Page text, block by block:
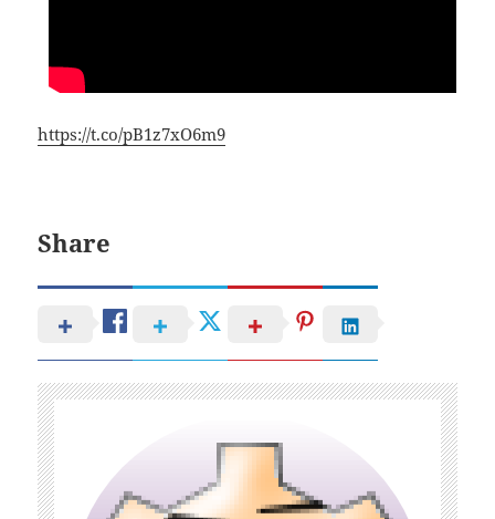
https://t.co/pB1z7xO6m9
Share